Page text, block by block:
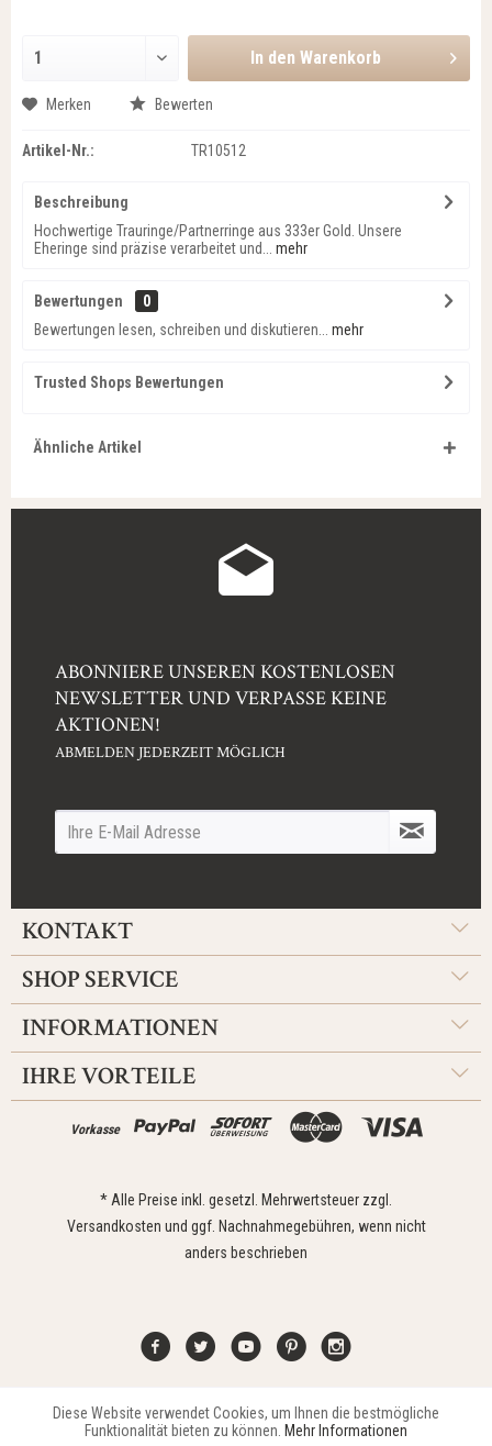
In den Warenkorb
Merken Bewerten
Artikel-Nr.: TR10512
Beschreibung
Hochwertige Trauringe/Partnerringe aus 333er Gold. Unsere
Eheringe sind präzise verarbeitet und...
mehr
Bewertungen
0
Bewertungen lesen, schreiben und diskutieren...
mehr
Trusted Shops Bewertungen
Ähnliche Artikel
ABONNIERE UNSEREN KOSTENLOSEN
NEWSLETTER UND VERPASSE KEINE
AKTIONEN!
ABMELDEN JEDERZEIT MÖGLICH
KONTAKT
SHOP SERVICE
INFORMATIONEN
IHRE VORTEILE
Vorkasse
* Alle Preise inkl. gesetzl. Mehrwertsteuer zzgl.
Versandkosten und ggf. Nachnahmegebühren, wenn nicht
anders beschrieben
Kontakt Widerrufsrecht Impressum Versand Datenschutz
Funktionale Aktiv
Diese Website verwendet Cookies, um Ihnen die bestmögliche
Funktionalität bieten zu können. Mehr Informationen